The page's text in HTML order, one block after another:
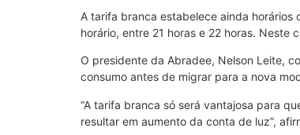
A tarifa branca estabelece ainda horários
horário, entre 21 horas e 22 horas. Neste
O presidente da Abradee, Nelson Leite,
consumo antes de migrar para a nova
“A tarifa branca só será vantajosa para
resultar em aumento da conta de luz”,